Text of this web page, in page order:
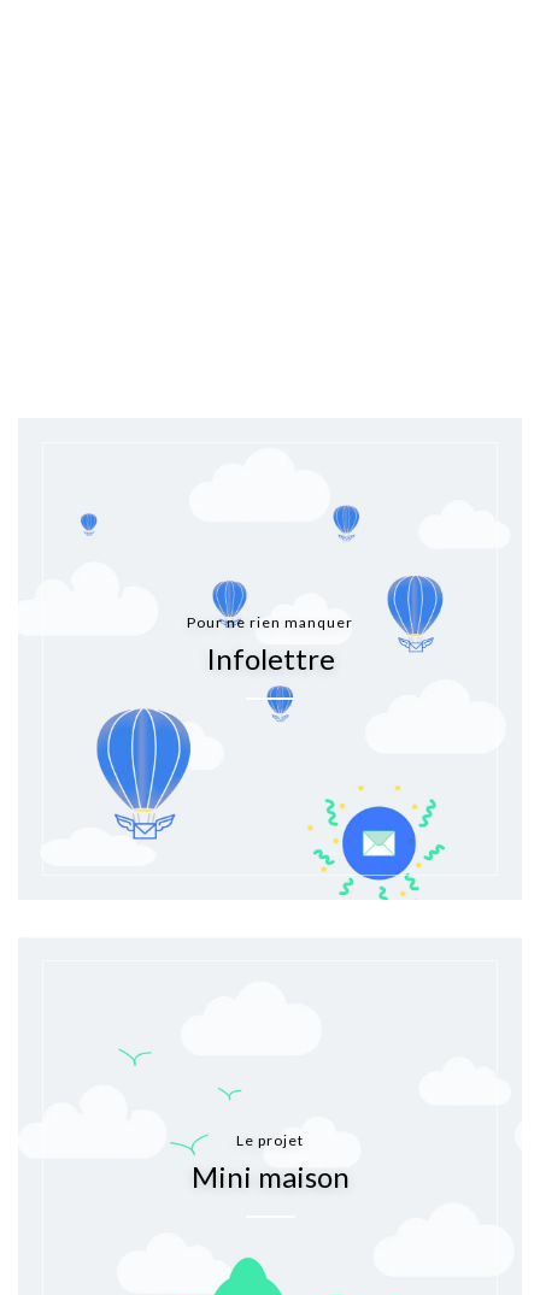
Pour ne rien manquer
Infolettre
Le projet
Mini maison